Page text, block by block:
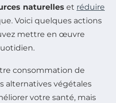
naturelles et réduire
Voici quelques actions
mettre en œuvre
consommation de
alternatives végétales
votre santé, mais